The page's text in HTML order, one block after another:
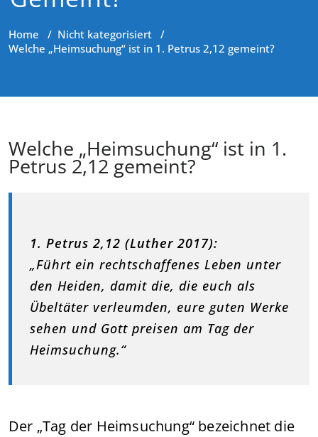
Home / Nicht kategorisiert /
Welche „Heimsuchung“ ist in 1. Petrus 2,12 gemeint?
Welche „Heimsuchung“ ist in 1.
Petrus 2,12 gemeint?
1. Petrus 2,12 (Luther 2017):
„Führt ein rechtschaffenes Leben unter
den Heiden, damit die, die euch als
Übeltäter verleumden, eure guten Werke
sehen und Gott preisen am Tag der
Heimsuchung.“
Der „Tag der Heimsuchung“ bezeichnet die